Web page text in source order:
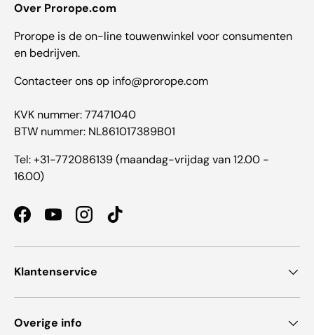
Over Prorope.com
Prorope is de on-line touwenwinkel voor consumenten
en bedrijven.
Contacteer ons op info@prorope.com
KVK nummer: 77471040
BTW nummer: NL861017389B01
Tel: +31-772086139 (maandag-vrijdag van 12.00 -
16.00)
FacebookYouTubeInstagramTikTok
Klantenservice
Overige info